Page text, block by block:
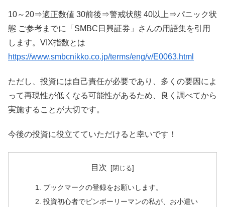
10～20⇒適正数値 30前後⇒警戒状態 40以上⇒パニック状
態 ご参考までに「SMBC日興証券」さんの用語集を引用
します。VIX指数とは
https://www.smbcnikko.co.jp/terms/eng/v/E0063.html
ただし、投資には自己責任が必要であり、多くの要因によ
って再現性が低くなる可能性があるため、良く調べてから
実施することが大切です。
今後の投資に役立てていただけると幸いです！
目次
ブックマークの登録をお願いします。
投資初心者でビンボーリーマンの私が、お小遣い